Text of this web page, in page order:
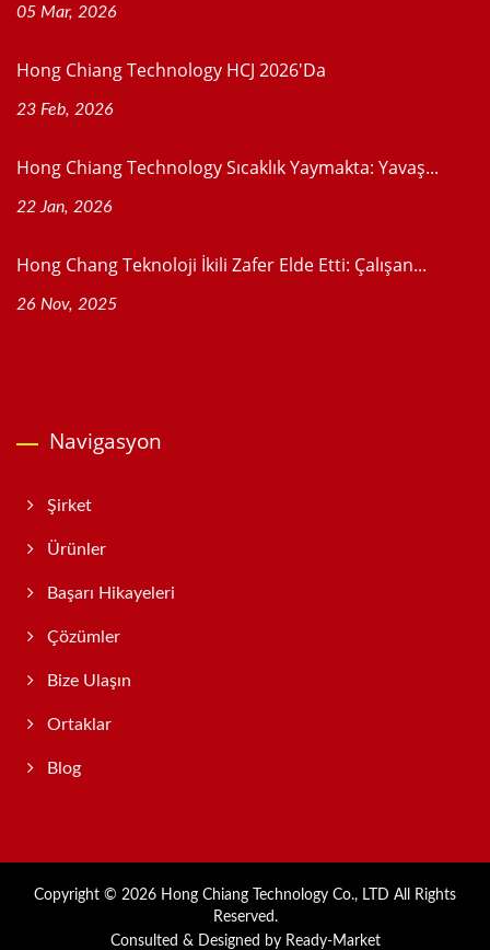
05 Mar, 2026
Hong Chiang Technology HCJ 2026'da
23 Feb, 2026
Hong Chiang Technology Sıcaklık Yaymakta: Yavaş...
22 Jan, 2026
Hong Chang Teknoloji İkili Zafer Elde Etti: Çalışan...
26 Nov, 2025
Navigasyon
Şirket
Ürünler
Başarı Hikayeleri
Çözümler
Bize Ulaşın
Ortaklar
Blog
Copyright © 2026 Hong Chiang Technology Co., LTD All Rights
Reserved.
Consulted & Designed by Ready-Market